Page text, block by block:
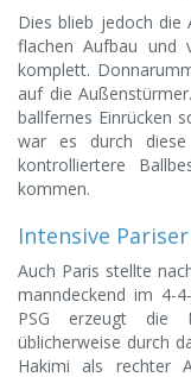
Dies blieb jedoch die
flachen Aufbau und
komplett.
auf die
ballfernes Einrücken
war es durch
kontrolliertere
kommen.
Intensive
Auch Paris stellte
manndeckend im 4-
PSG erzeugt die
üblicherweise durch
Hakimi als rechter